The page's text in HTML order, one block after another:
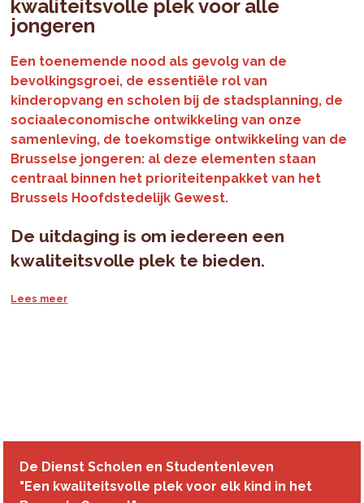
kwaliteitsvolle plek voor alle
jongeren
Een toenemende nood als gevolg van de
bevolkingsgroei, de essentiële rol van
kinderopvang en scholen bij de stadsplanning, de
sociaaleconomische ontwikkeling van onze
samenleving, de toekomstige ontwikkeling van de
Brusselse jongeren: al deze elementen staan
centraal binnen het prioriteitenpakket van het
Brussels Hoofdstedelijk Gewest.
De uitdaging is om iedereen een
kwaliteitsvolle plek te bieden.
onze scholen
Aan de hand van demonitoring van vraag en aanbod
De Dienst Scholen en Studentenleven
"Een kwaliteitsvolle plek voor elk kind in het